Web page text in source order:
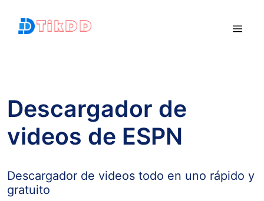
Descargador de
videos de ESPN
Descargador de videos todo en uno rápido y
gratuito